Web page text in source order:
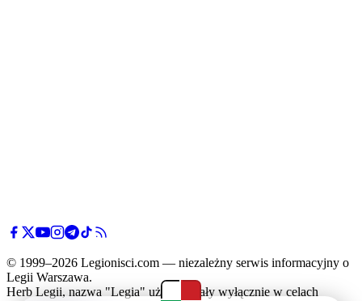
© 1999–2026 Legionisci.com — niezależny serwis informacyjny o
Legii Warszawa.
Herb Legii, nazwa "Legia" użyte zostały wyłącznie w celach